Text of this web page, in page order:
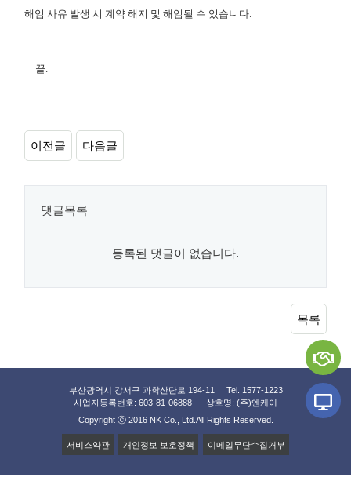
해임 사유 발생 시 계약 해 지 및 해임될 수 있습니다.
끝.
이전글 다음글
댓글목록
등록된 댓글이 없습니다.
목록
부산광역시 강서구 과학산단로 194-11 Tel. 1577-1223
사업자등록번호: 603-81-06888
상호명: (주)엔케이
Copyright ⓒ 2016 NK Co., Ltd. All Rights Reserved.
서비스약관 개인정보 보호정책 이메일무단수집거부